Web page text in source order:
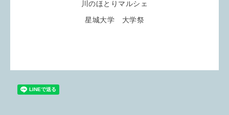
川のほとりマルシェ
星城大学 大学祭